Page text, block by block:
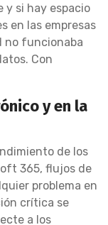
y si hay espacio
en las empresas
no funcionaba
Con
y en la
de los
365, flujos de
problema en
crítica se
a los